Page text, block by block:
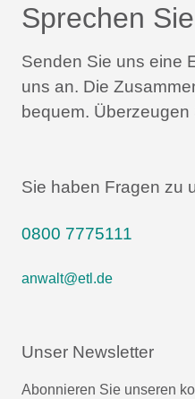
Sprechen
Senden Sie uns eine
uns an. Die
bequem. Überzeugen
Sie haben Fragen zu
0800 7775111
anwalt@etl.de
Unser Newsletter
Abonnieren Sie unseren